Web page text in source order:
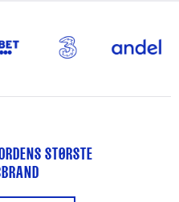
STØRSTE